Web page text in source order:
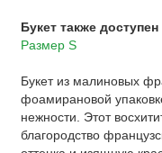
Букет также
Размер S
Букет из малиновых
фоамирановой
нежности. Этот
благородство